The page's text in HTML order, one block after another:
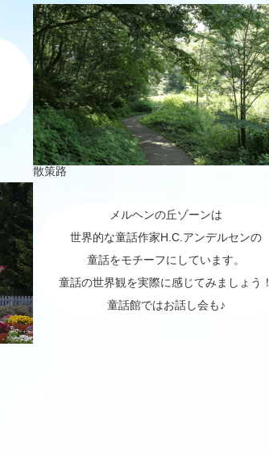
散策路
メルヘンの丘ゾーンは
世界的な童話作家H.C.アンデルセンの
童話をモチーフにしています。
童話の世界観を実際に感じてみましょう！
童話館ではお話し会も♪